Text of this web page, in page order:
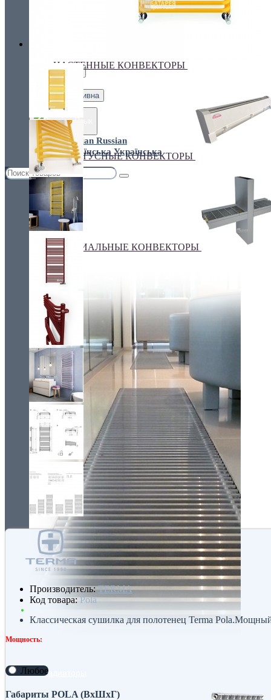
Украина, г.Киев. ул. Кирилловская,160А
€ Euro
грн. Гривна
Russian
Українська
НАСТЕННЫЕ КОНВЕКТОРЫ
ПЛИНТУСНЫЕ КОНВЕКТОРЫ
СПЕЦИАЛЬНЫЕ КОНВЕКТОРЫ
Радиаторы
Производитель:TERMA
Код товара:Pola
Классическая сушилка для полотенец Terma
Мощность:
Любое
Габариты POLA (ВхШхГ)